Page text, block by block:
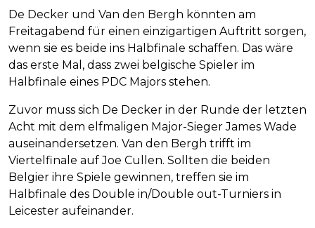
De Decker und Van den Bergh könnten am
Freitagabend für einen einzigartigen Auftritt sorgen,
wenn sie es beide ins Halbfinale schaffen. Das wäre
das erste Mal, dass zwei belgische Spieler im
Halbfinale eines PDC Majors stehen.
Zuvor muss sich De Decker in der Runde der letzten
Acht mit dem elfmaligen Major-Sieger James Wade
auseinandersetzen. Van den Bergh trifft im
Viertelfinale auf Joe Cullen. Sollten die beiden
Belgier ihre Spiele gewinnen, treffen sie im
Halbfinale des Double in/Double out-Turniers in
Leicester aufeinander.